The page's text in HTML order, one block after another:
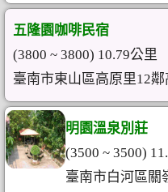
五隆園咖啡民宿
(3800 ~ 3800) 10.79公里
臺南市東山區高原里12
明園溫泉別莊
(3500 ~ 3500)
臺南市白河區關